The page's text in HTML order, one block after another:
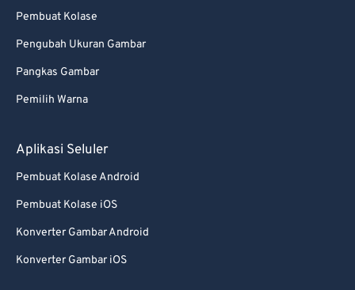
Pembuat Kolase
Pengubah Ukuran Gambar
Pangkas Gambar
Pemilih Warna
Aplikasi Seluler
Pembuat Kolase Android
Pembuat Kolase iOS
Konverter Gambar Android
Konverter Gambar iOS